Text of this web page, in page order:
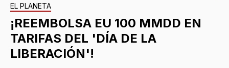
EL PLANETA
¡REEMBOLSA EU 100 MMDD EN
TARIFAS DEL 'DÍA DE LA
LIBERACIÓN'!